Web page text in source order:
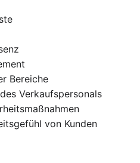
Bereiche
Verkaufspersonals
von Kunden